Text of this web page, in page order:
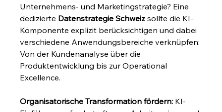
Unternehmens- und Marketingstrategie? Eine
dedizierte Datenstrategie Schweiz sollte die KI-
Komponente explizit berücksichtigen und dabei
verschiedene Anwendungsbereiche verknüpfen:
Von der Kundenanalyse über die
Produktentwicklung bis zur Operational
Excellence.
Organisatorische Transformation fördern: KI-